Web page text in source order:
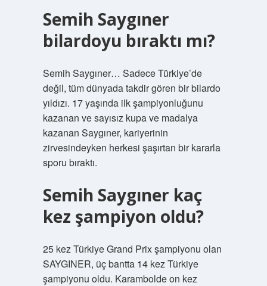
Semih Saygıner
bilardoyu bıraktı mı?
Semih Saygıner… Sadece Türkiye’de
değil, tüm dünyada takdir gören bir bilardo
yıldızı. 17 yaşında ilk şampiyonluğunu
kazanan ve sayısız kupa ve madalya
kazanan Saygıner, kariyerinin
zirvesindeyken herkesi şaşırtan bir kararla
sporu bıraktı.
Semih Saygıner kaç
kez şampiyon oldu?
25 kez Türkiye Grand Prix şampiyonu olan
SAYGINER, üç bantta 14 kez Türkiye
şampiyonu oldu. Karambolde on kez